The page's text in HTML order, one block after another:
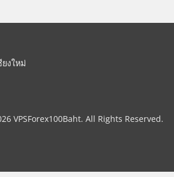
งใหม่
VPSForex100Baht. All Rights Reserved.